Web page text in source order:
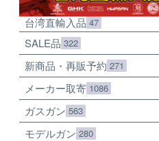
台湾直輸入品 47
SALE品 322
新商品・再販予約 271
メーカー取寄 1086
ガスガン 563
モデルガン 280